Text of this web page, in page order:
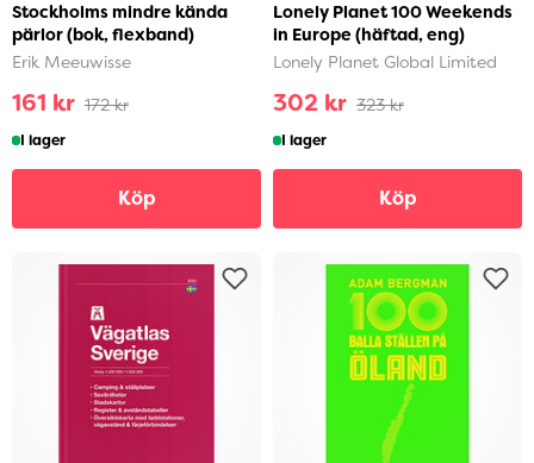
Stockholms mindre kända
pärlor (bok, flexband)
Erik Meeuwisse
161 kr 172 kr
I lager
Köp
Lonely Planet 100 Weekends
in Europe (häftad, eng)
Lonely Planet Global Limited
302 kr 323 kr
I lager
Köp